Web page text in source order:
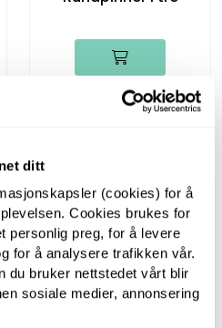
ditt
(cookies) for å
Cookies brukes for
personlig preg, for å levere
for å analysere trafikken vår.
du bruker nettstedet vårt blir
sosiale medier, annonsering